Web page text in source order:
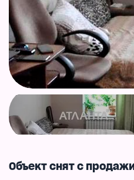
Объект снят с